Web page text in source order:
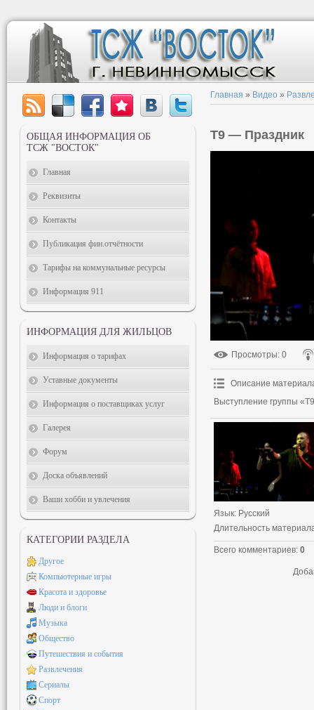
Главная » Видео »
Т9 — Праздник
Просмотры: 0
Описание
Выступление группы
Язык: Русский
Длительность
Всего комментариев: 0
ОБЩАЯ ИНФОРМАЦИЯ ОБ
ТСЖ "ВОСТОК"
Главная
Реквизиты
Контакты
Публикация фин.отчётности
Тарифы на коммунальные ресурсы
Информация 911
ИНФОРМАЦИЯ ДЛЯ ЖИЛЬЦОВ
Информация о тарифах
Уставные документы
Информация о поставщиках услуг
Галерея
Форум
Доска объявлений
Ваши хобби и увлечения
КАТЕГОРИИ РАЗДЕЛА
Другое
Компьютерные игры
Красота и здоровье
Люди и блоги
Музыка
Общество
Путешествия и события
Развлечения
Сериалы
Спорт